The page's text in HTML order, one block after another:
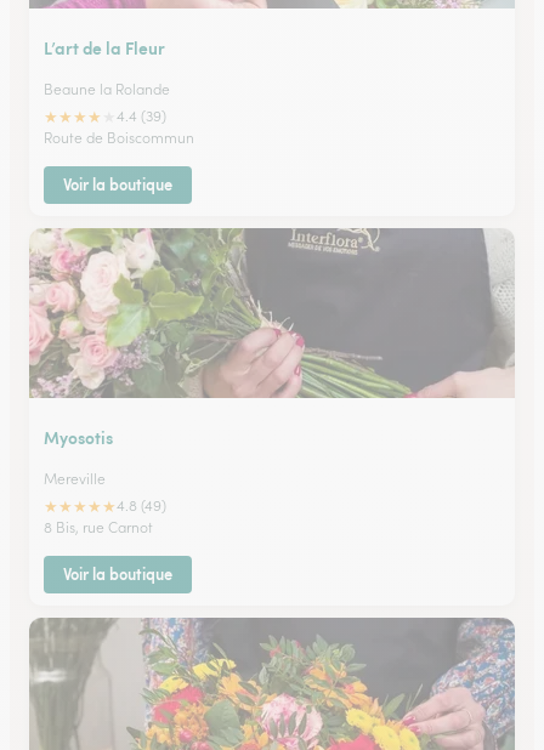
L’art de la Fleur
Beaune la Rolande
★★★★
4.4 (39)
Route de Boiscommun
Voir la boutique
Myosotis
Mereville
★★★★★4.8 (49)
8 Bis, rue Carnot
Voir la boutique